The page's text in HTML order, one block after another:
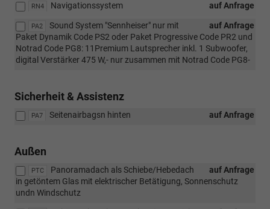
RN4 auf Anfrage
Navigationssystem
PA2 auf Anfrage
Sound System "Sennheiser" nur mit
Paket Dynamik Code PS2 oder Paket Progressive Code PR2 und
Notrad Code PG8: 11Premium Lautsprecher inkl. 1 Subwoofer,
digital Verstärker 475 W,- nur zusammen mit Notrad Code PG8-
Sicherheit & Assistenz
PA7 auf Anfrage
Seitenairbagsn hinten
Außen
PTC auf Anfrage
Panoramadach als Schiebe/Hebedach
in getöntem Glas mit elektrischer Betätigung, Sonnenschutz
undn Windschutz